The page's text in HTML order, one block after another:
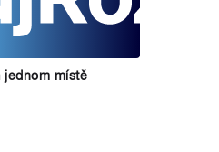
jednom místě